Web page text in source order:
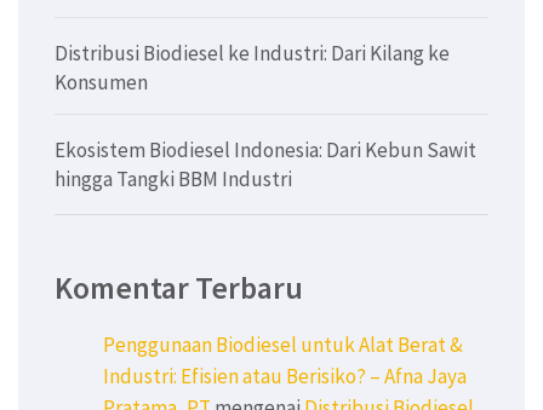
Distribusi Biodiesel ke Industri: Dari Kilang ke
Konsumen
Ekosistem Biodiesel Indonesia: Dari Kebun Sawit
hingga Tangki BBM Industri
Komentar Terbaru
Penggunaan Biodiesel untuk Alat Berat &
Industri: Efisien atau Berisiko? – Afna Jaya